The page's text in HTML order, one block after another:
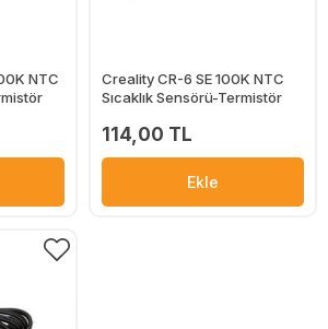
NTC
Creality CR-6 SE 100K NTC
Sıcaklık Sensörü-Termistör
114,00 TL
Ekle